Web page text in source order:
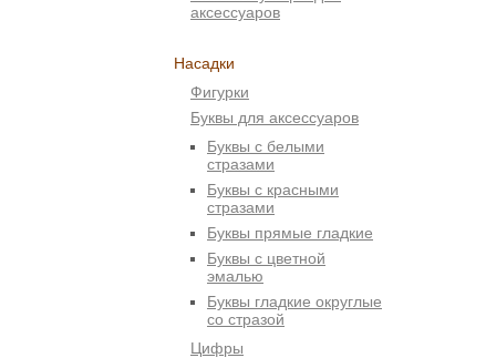
аксессуаров
Насадки
Фигурки
Буквы для аксессуаров
Буквы с белыми
стразами
Буквы с красными
стразами
Буквы прямые гладкие
Буквы с цветной
эмалью
Буквы гладкие округлые
со стразой
Цифры